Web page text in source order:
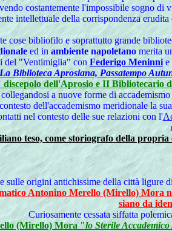
costantemente l'impossibile sogno di
intellettuale della corrispondenza
cose bibliofilo e soprattutto grande
ed inambiente napoletanomerita
del "Ventimiglia" conFederigo Meninnie
Biblioteca Aprosiana, Passatempo
dell'Aprosio e II Bibliotecario
a nuove forme di accademismo
dell'accademismo meridionale la
nel contesto delle sue relazioni con l'
teso, come storiografo della propria
sulle origini antichissime della città ligure
Antonino Merello (Mirello) Mora
siano da
Curiosamente cessata siffatta
(Mirello) Mora "lo Sterile